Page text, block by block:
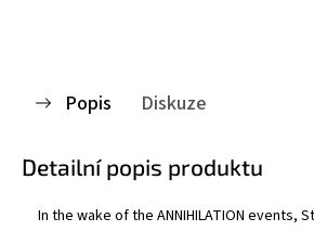
Popis Diskuze
Detailní popis produktu
In the wake of the ANNIHILATION events,